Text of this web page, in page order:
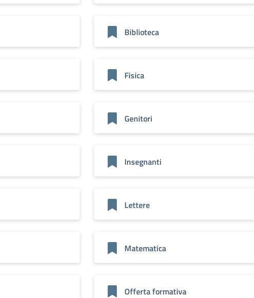
Biblioteca
Fisica
Genitori
Insegnanti
Lettere
Matematica
Offerta formativa